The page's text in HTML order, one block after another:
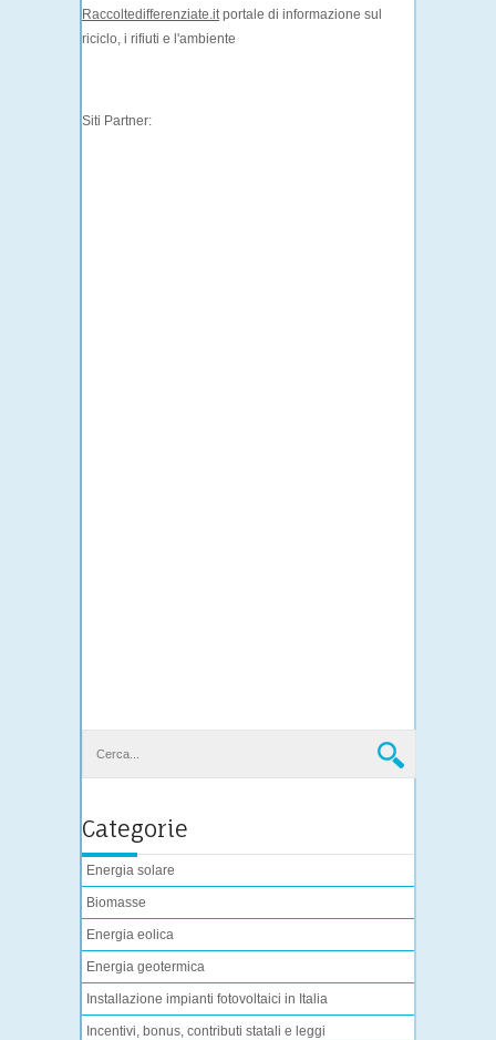
Raccoltedifferenziate.itportale di informazione sul
riciclo, i rifiuti e l'ambiente
Siti Partner:
Categorie
Energia solare
Biomasse
Energia eolica
Energia geotermica
Installazione impianti fotovoltaici in Italia
Incentivi, bonus, contributi statali e leggi